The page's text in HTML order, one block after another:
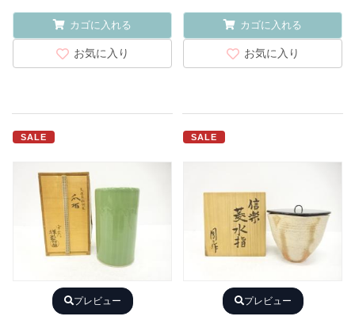
カゴに入れる
お気に入り
カゴに入れる
お気に入り
SALE
プレビュー
SALE
プレビュー